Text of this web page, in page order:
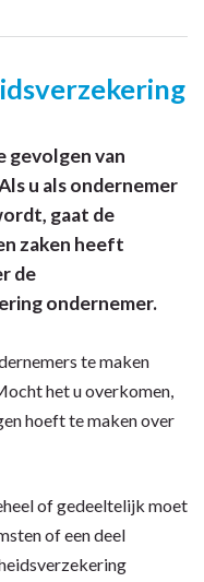
gevolgen van
u als ondernemer
gaat de
zaken heeft
de
ondernemer.
te maken
het u overkomen,
hoeft te maken over
of gedeeltelijk moet
of een deel